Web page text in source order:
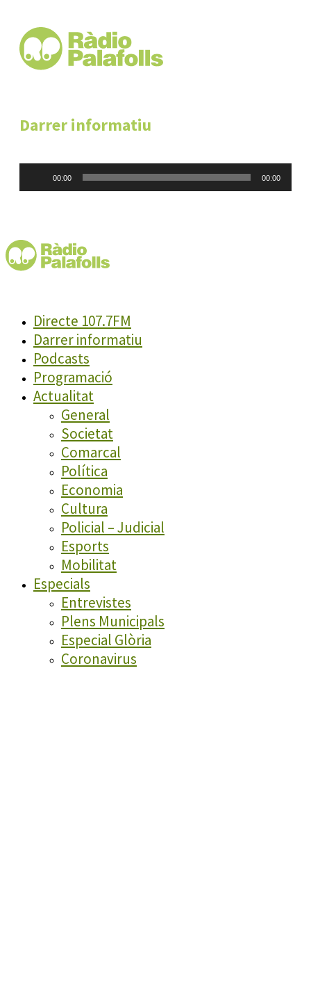
Darrer informatiu
00:00 00:00
Directe 107.7FM
Darrer informatiu
Podcasts
Programació
Actualitat
General
Societat
Comarcal
Política
Economia
Cultura
Policial – Judicial
Esports
Mobilitat
Especials
Entrevistes
Plens Municipals
Especial Glòria
Coronavirus